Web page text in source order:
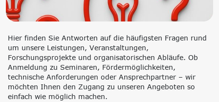
‘Lernen formt
Zukunft’
Trägergesellschaft
e.V.
Consulting: Strategie,
Transformation,
Umsetzung
Innovationsnetzwerke
Internationalisierung
Circular Economy &
EcoDesign
PCF, Produkt &
Portfolio
Doppelte
Wesentlichkeit, KPI &
Strategien
Hier finden Sie Antworten auf die häufigsten Fragen rund
um unsere Leistungen, Veranstaltungen,
Forschungsprojekte und organisatorischen Abläufe. Ob
Anmeldung zu Seminaren, Fördermöglichkeiten,
technische Anforderungen oder Ansprechpartner – wir
möchten Ihnen den Zugang zu unseren Angeboten so
einfach wie möglich machen.